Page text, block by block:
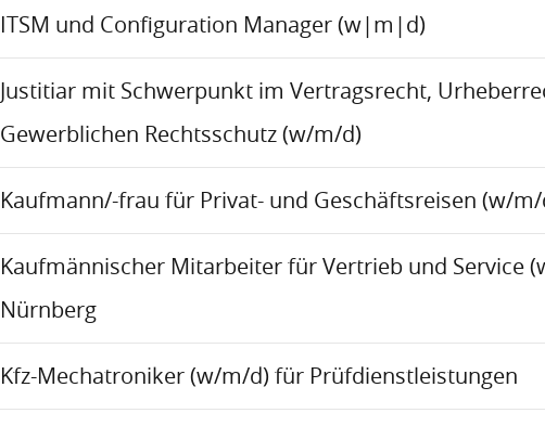
ITSM und Configuration Manager (w|m|d)
Justitiar mit Schwerpunkt im Vertragsrecht,
Gewerblichen Rechtsschutz (w/m/d)
Kaufmann/-frau für Privat- und Geschäftsreisen (w/
Kaufmännischer Mitarbeiter für Vertrieb und Service
Nürnberg
Kfz-Mechatroniker (w/m/d) für Prüfdienstleistungen